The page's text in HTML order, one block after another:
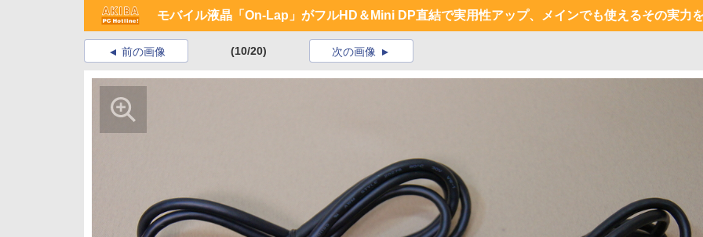
モバイル液晶「On-Lap」がフルHD＆Mini DP直結で実用性アップ、メインでも使えるその実力
前の画像 (10/20) 次の画像